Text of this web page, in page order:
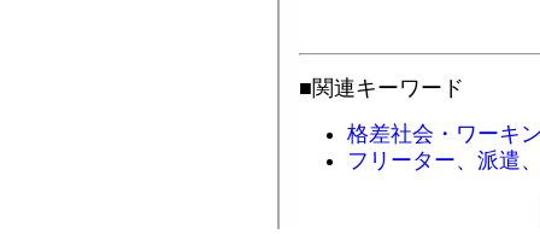
■関連キーワード
格差社会・ワーキ
フリーター、派遣